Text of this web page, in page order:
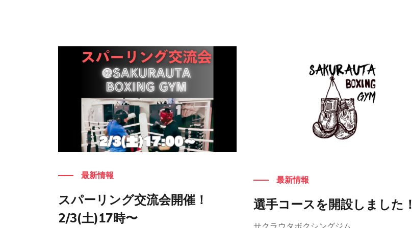
もっと見る
最新情報
スパーリング交流会開催！
2/3(土)17時〜
最新情報
選手コースを開設しました！